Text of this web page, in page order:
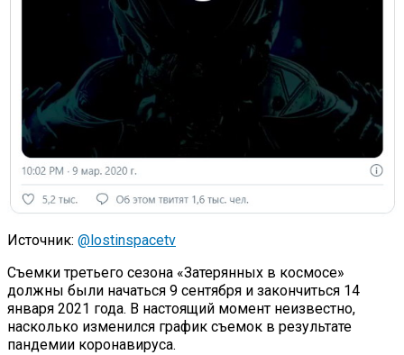
Источник: @lostinspacetv
Съемки третьего сезона «Затерянных в космосе»
должны были начаться 9 сентября и закончиться 14
января 2021 года. В настоящий момент неизвестно,
насколько изменился график съемок в результате
пандемии коронавируса.